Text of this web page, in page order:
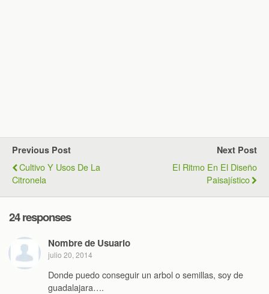
Previous Post
Cultivo Y Usos De La
Citronela
Next Post
El Ritmo En El Diseño
Paisajístico
24 responses
Nombre de Usuario
julio 20, 2014
Donde puedo conseguir un arbol o semillas, soy de
guadalajara….